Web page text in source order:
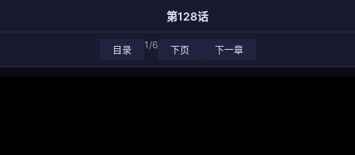
第128话
目录 1/6 下页 下一章